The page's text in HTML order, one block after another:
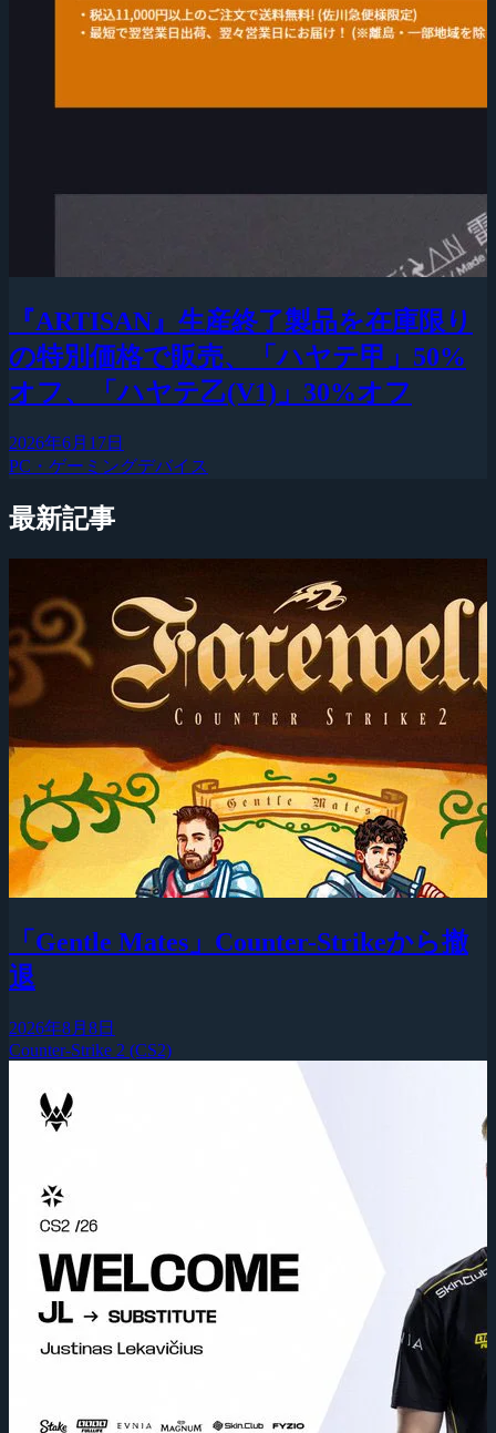
『ARTISAN』生産終了製品を在庫限り
の特別価格で販売、「ハヤテ甲」50%
オフ、「ハヤテ乙(V1)」30%オフ
2026年6月17日
PC・ゲーミングデバイス
最新記事
「Gentle Mates」Counter-Strikeから撤
退
2026年8月8日
Counter-Strike 2 (CS2)